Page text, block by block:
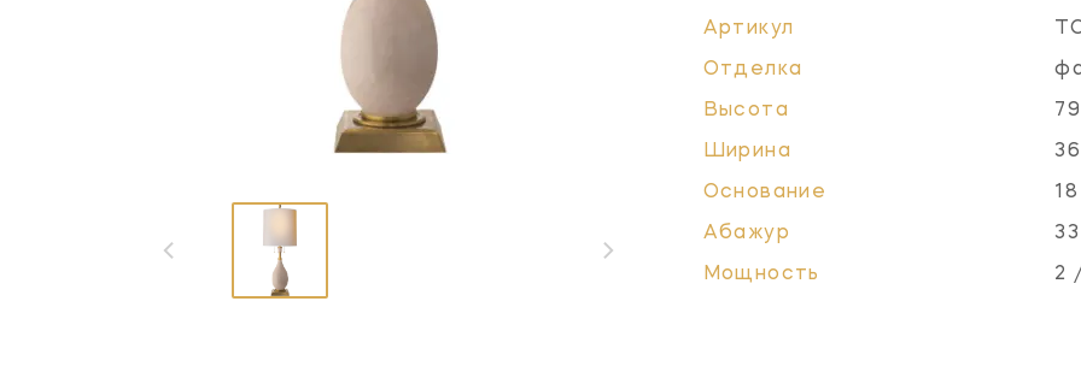
Артикул
Отделка
Высота
Ширина
Основание
Абажур
Мощность 2